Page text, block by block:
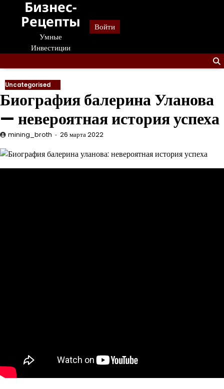
Перейти
содержанию
Бизнес-
Рецепты
Умные
Инвестиции
Войти
Uncategorised
Биография балерина Уланова
— невероятная история успеха
mining_broth 26 марта 2022